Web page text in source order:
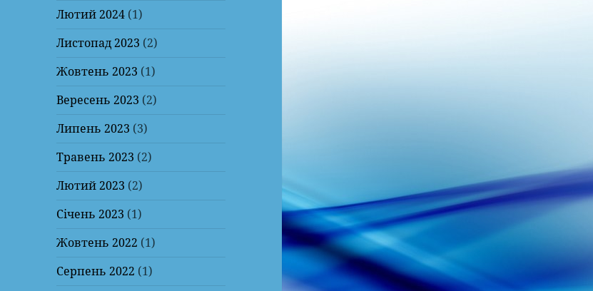
Лютий 2024 (1)
Листопад 2023 (2)
Жовтень 2023 (1)
Вересень 2023 (2)
Липень 2023 (3)
Травень 2023 (2)
Лютий 2023 (2)
Січень 2023 (1)
Жовтень 2022 (1)
Серпень 2022 (1)